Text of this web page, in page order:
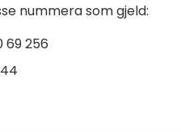
nummera som gjeld:
69 256